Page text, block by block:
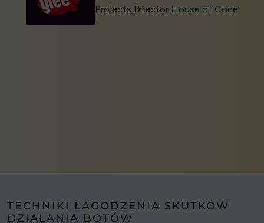
Projects Director House of Code
TECHNIKI ŁAGODZENIA SKUTKÓW
DZIAŁANIA BOTÓW